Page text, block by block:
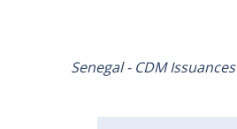
Senegal - CDM Issuances